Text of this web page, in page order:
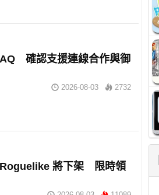
確認支援連線合作與御
2026-08-03 2732
將下架 限時領